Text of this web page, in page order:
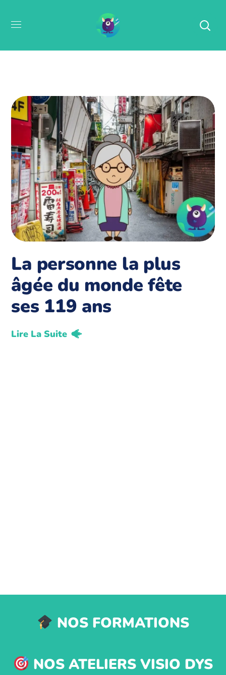
La personne la plus
âgée du monde fête
ses 119 ans
Lire La Suite
NOS FORMATIONS
NOS ATELIERS VISIO DYS